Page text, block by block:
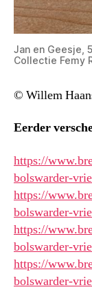
Jan en Geesje,
Collectie Femy
© Willem
Eerder
https://
bolswarder-
https://
bolswarder-
https://
bolswarder-
https://
bolswarder-